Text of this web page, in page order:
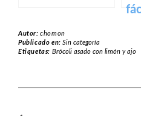
Autor:chomon
Publicado en:Sin categoría
Etiquetas: Brócoli asado con limón y ajo